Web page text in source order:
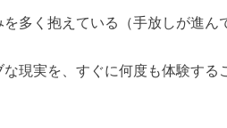
多く抱えている（手放しが進ん
現実を、すぐに何度も体験する